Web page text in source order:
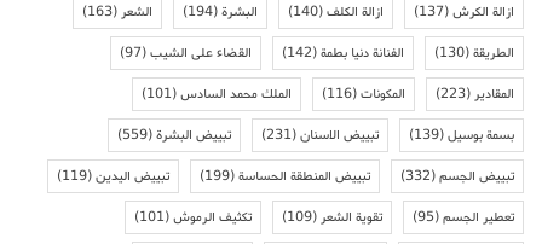
ازالة الكرش(137) ازالة الكلف(140) البشرة(194) الشعر(163)
الطريقة(130) الفنانة دنيا بطمة(142) القضاء على الشيب(97)
المقادير(223) المكونات(116) الملك محمد السادس(101)
بسمة بوسيل(139) تبييض الاسنان(231) تبييض البشرة(559)
تبييض الجسم(332) تبييض المنطقة الحساسة(199) تبييض اليدين(119)
تعطير الجسم(95) تقوية الشعر(109) تكثيف الرموش(101)